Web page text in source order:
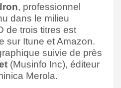
, professionnel
dans le milieu
de trois titres est
sur Itune et Amazon.
suivie de près
(Musinfo Inc), éditeur
Merola.